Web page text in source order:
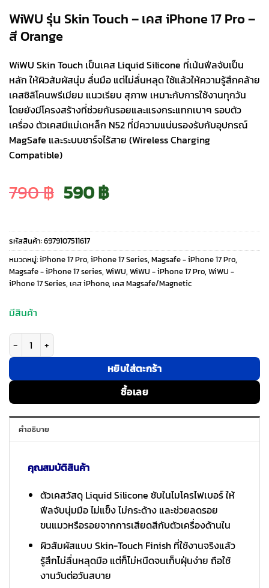
WiWU รุ่น Skin Touch – เคส iPhone 17 Pro –
สี Orange
WiWU Skin Touch เป็นเคส Liquid Silicone ที่เน้นฟีลจับเป็น
หลัก ให้ผิวสัมผัสนุ่ม ลื่นมือ แต่ไม่ลื่นหลุด ใช้แล้วให้ความรู้สึกคล้าย
เคสซิลิโคนพรีเมียม แนวเรียบ สุภาพ เหมาะกับการใช้งานทุกวัน
โดยยังมีโครงสร้างที่ช่วยกันรอยและแรงกระแทกเบาๆ รอบตัว
เครื่อง ตัวเคสมีแม่เดหล็ก N52 ที่มีความแน่นรองรับกับอุปกรณ์
MagSafe และระบบชาร์จไร้สาย (Wireless Charging
Compatible)
790฿ Original
price
was:
790 ฿.
590฿Current
price
is:
590 ฿.
รหัสสินค้า:6979107511617
หมวดหมู่:iPhone 17 Pro, iPhone 17 Series, Magsafe - iPhone 17 Pro,
Magsafe - iPhone 17 series, WiWU, WiWU - iPhone 17 Pro, WiWU -
iPhone 17 Series, เคส iPhone, เคส Magsafe/Magnetic
มีสินค้า
จำนวน WiWU รุ่น Skin Touch - เคส iPhone 17 Pro - สี Orange ชิ้น
หยิบใส่ตะกร้า
ซื้อเลย
คำอธิบาย
คุณสมบัติสินค้า
ตัวเคสวัสดุ Liquid Silicone ซับในไมโครไฟเบอร์ ให้
ฟีลจับนุ่มมือ ไม่แข็ง ไม่กระด้าง และช่วยลดรอย
ขนแมวหรือรอยจากการเสียดสีกับตัวเครื่องด้านใน
ผิวสัมผัสแบบ Skin-Touch Finish ที่ใช้งานจริงแล้ว
รู้สึกไม่ลื่นหลุดมือ แต่ก็ไม่หนืดจนเก็บฝุ่นง่าย ถือใช้
งานวันต่อวันสบาย